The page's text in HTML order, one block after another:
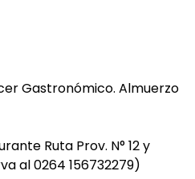
Gastronómico. Almuerzo
Ruta Prov. N° 12 y
al 0264 156732279)